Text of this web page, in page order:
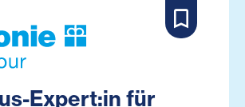
Expert:in für